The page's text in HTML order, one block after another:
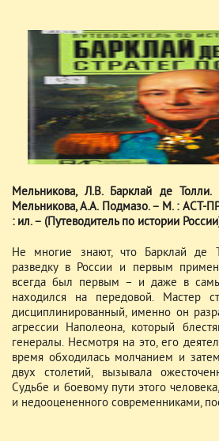
Мельникова, Л.В. Барклай де
Мельникова, А.А. Подмазо. – М. : АСТ-
: ил. – (Путеводитель по истории
Не многие знают, что Барклай де
разведку в России и первым
всегда был первым – и даже в
находился на передовой. Мастер
дисциплинированный, именно он
агрессии Наполеона, который
генералы. Несмотря на это, его
время обходилась молчанием и
двух столетий, вызывала
Судьбе и боевому пути этого
и недооцененного современниками,